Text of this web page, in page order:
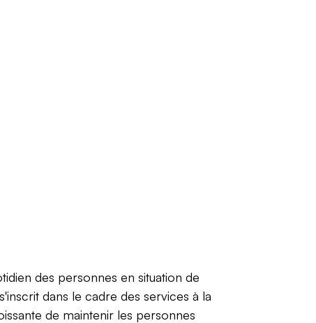
des personnes en situation de
dans le cadre des services à la
de maintenir les personnes